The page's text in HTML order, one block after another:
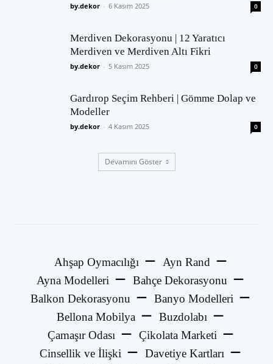
by.dekor - 6 Kasım 2025 0
Merdiven Dekorasyonu | 12 Yaratıcı
Merdiven ve Merdiven Altı Fikri
by.dekor - 5 Kasım 2025 0
Gardırop Seçim Rehberi | Gömme Dolap ve
Modeller
by.dekor - 4 Kasım 2025 0
Devamını Göster
Ahşap Oymacılığı
Ayn Rand
Ayna Modelleri
Bahçe Dekorasyonu
Balkon Dekorasyonu
Banyo Modelleri
Bellona Mobilya
Buzdolabı
Çamaşır Odası
Çikolata Marketi
Cinsellik ve İlişki
Davetiye Kartları